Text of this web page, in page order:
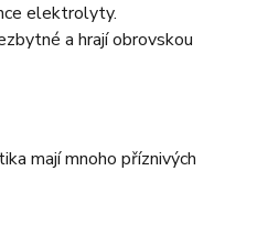
elektrolyty.
a hrají obrovskou
mají mnoho příznivých